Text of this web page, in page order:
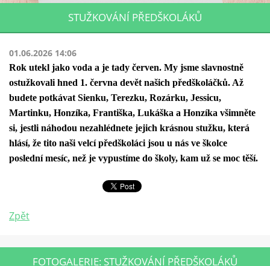
STUŽKOVÁNÍ PŘEDŠKOLÁKŮ
01.06.2026 14:06
Rok utekl jako voda a je tady červen. My jsme slavnostně
ostužkovali hned 1. června devět našich předškoláčků. Až
budete potkávat Sienku, Terezku, Rozárku, Jessicu,
Martinku, Honzíka, Františka, Lukáška a Honzíka všimněte
si, jestli náhodou nezahlédnete jejich krásnou stužku, která
hlásí, že tito naši velcí předškoláci jsou u nás ve školce
poslední mesíc, než je vypustíme do školy, kam už se moc těší.
Zpět
FOTOGALERIE: STUŽKOVÁNÍ PŘEDŠKOLÁKŮ